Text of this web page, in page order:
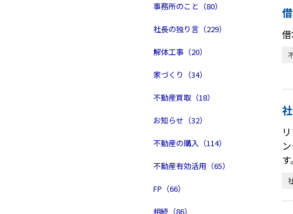
事務所のこと（80）
社長の独り言（229）
解体工事（20）
家づくり（34）
不動産買取（18）
お知らせ（32）
不動産の購入（114）
不動産有効活用（65）
FP（66）
相続（86）
す。